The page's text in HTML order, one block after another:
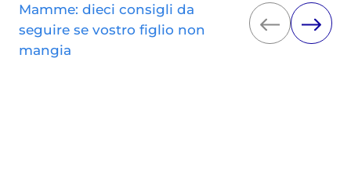
Mamme: dieci consigli da
seguire se vostro figlio non
mangia